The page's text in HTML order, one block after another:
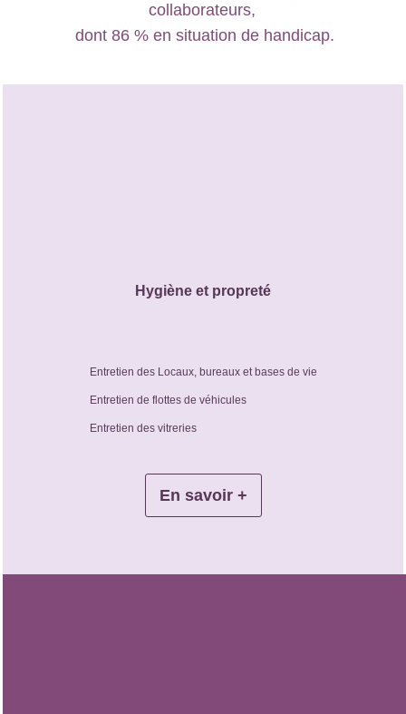
collaborateurs,
dont 86 % en situation de handicap.
Hygiène et propreté
Entretien des Locaux, bureaux et bases de vie
Entretien de flottes de véhicules
Entretien des vitreries
En savoir +